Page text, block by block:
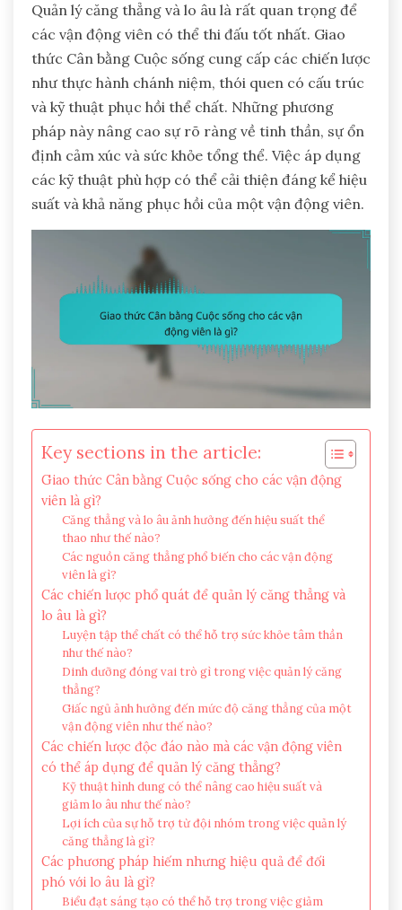
Quản lý căng thẳng và lo âu là rất quan trọng để
các vận động viên có thể thi đấu tốt nhất. Giao
thức Cân bằng Cuộc sống cung cấp các chiến lược
như thực hành chánh niệm, thói quen có cấu trúc
và kỹ thuật phục hồi thể chất. Những phương
pháp này nâng cao sự rõ ràng về tinh thần, sự ổn
định cảm xúc và sức khỏe tổng thể. Việc áp dụng
các kỹ thuật phù hợp có thể cải thiện đáng kể hiệu
suất và khả năng phục hồi của một vận động viên.
Key sections in the article:
Giao thức Cân bằng Cuộc sống cho các vận động
viên là gì?
Căng thẳng và lo âu ảnh hưởng đến hiệu suất thể
thao như thế nào?
Các nguồn căng thẳng phổ biến cho các vận động
viên là gì?
Các chiến lược phổ quát để quản lý căng thẳng và
lo âu là gì?
Luyện tập thể chất có thể hỗ trợ sức khỏe tâm thần
như thế nào?
Dinh dưỡng đóng vai trò gì trong việc quản lý căng
thẳng?
Giấc ngủ ảnh hưởng đến mức độ căng thẳng của một
vận động viên như thế nào?
Các chiến lược độc đáo nào mà các vận động viên
có thể áp dụng để quản lý căng thẳng?
Kỹ thuật hình dung có thể nâng cao hiệu suất và
giảm lo âu như thế nào?
Lợi ích của sự hỗ trợ từ đội nhóm trong việc quản lý
căng thẳng là gì?
Các phương pháp hiếm nhưng hiệu quả để đối
phó với lo âu là gì?
Biểu đạt sáng tạo có thể hỗ trợ trong việc giảm